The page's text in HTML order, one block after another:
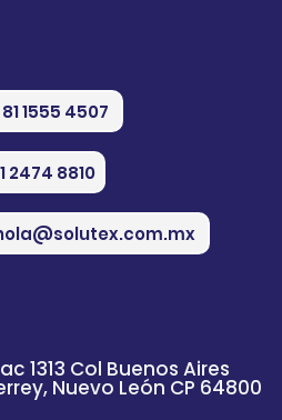
81 1555 4507
2474 8810
1313 Col Buenos Aires
Nuevo León CP 64800